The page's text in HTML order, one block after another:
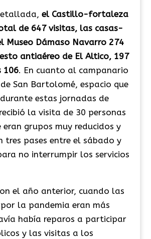
el Castillo-fortaleza
de 647 visitas, las casas-
Museo Dámaso Navarro 274
antiaéreo de El Altico, 197
106. En cuanto al campanario
San Bartolomé, espacio que
estas jornadas de
la visita de 30 personas
eran grupos muy reducidos y
tres pases entre el sábado y
no interrumpir los servicios
el año anterior, cuando las
la pandemia eran más
había reparos a participar
y las visitas a los